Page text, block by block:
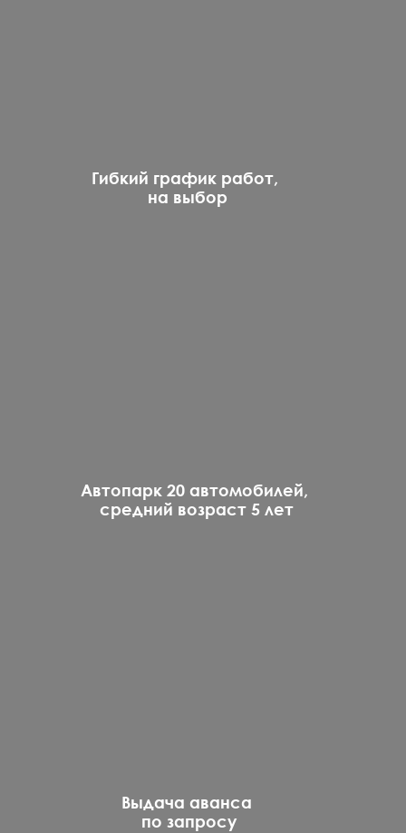
Выдача аванса
по запросу
Автопарк 20 автомобилей,
средний возраст 5 лет
Гибкий график работ,
на выбор